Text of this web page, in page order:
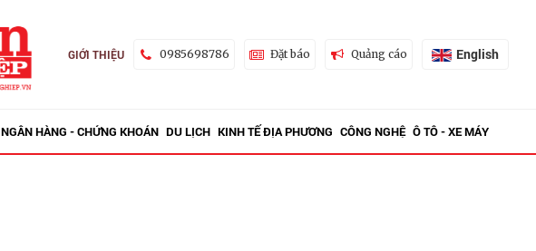
GIỚI THIỆU 0985698786 Đặt báo Quảng cáo English
NGÂN HÀNG - CHỨNG KHOÁN DU LỊCH KINH TẾ ĐỊA PHƯƠNG CÔNG NGHỆ Ô TÔ - XE MÁY